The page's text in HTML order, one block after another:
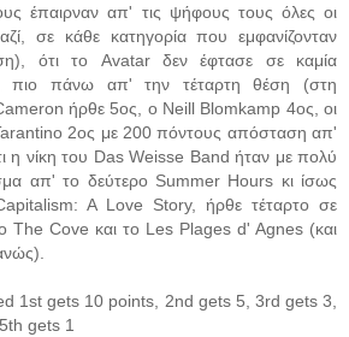
έπαιρναν απ' τις ψήφους τους όλες οι
σε κάθε κατηγορία που εμφανίζονταν
ότι το Avatar δεν έφτασε σε καμία
πιο πάνω απ' την τέταρτη θέση (στη
ήρθε 5ος, ο Neill Blomkamp 4ος, οι
2ος με 200 πόντους απόσταση απ'
η νίκη του Das Weisse Band ήταν με πολύ
απ' το δεύτερο Summer Hours κι ίσως
A Love Story, ήρθε τέταρτο σε
The Cove και το Les Plages d' Agnes (και
1st gets 10 points, 2nd gets 5, 3rd gets 3,
gets 1